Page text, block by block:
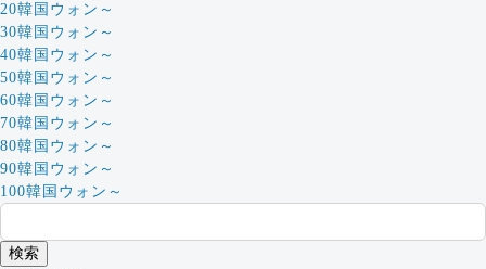
20韓国ウォン～
30韓国ウォン～
40韓国ウォン～
50韓国ウォン～
60韓国ウォン～
70韓国ウォン～
80韓国ウォン～
90韓国ウォン～
100韓国ウォン～